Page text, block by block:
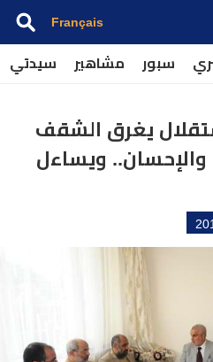
Français
سبور مشاهير سيدتي
يغرق الشقف
والإحسان.. ويساءل